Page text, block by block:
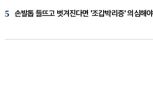
5 손발톱 들뜨고 벗겨진다면 '조갑박리증' 의심해